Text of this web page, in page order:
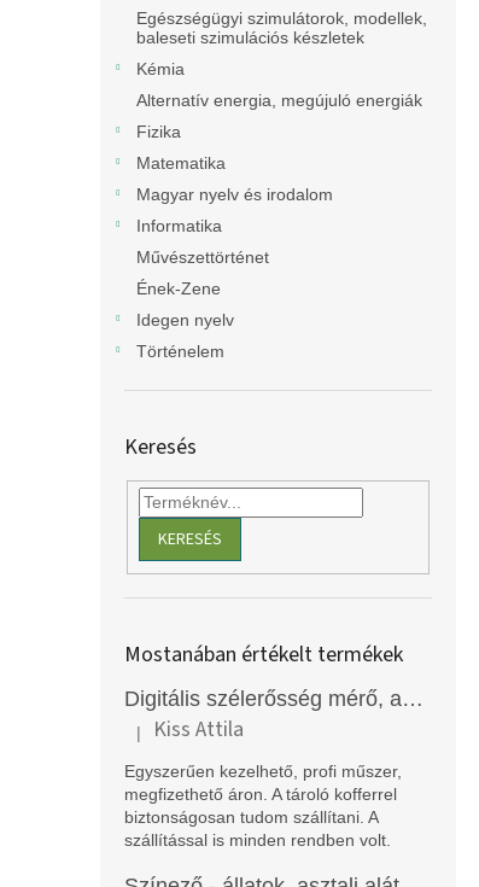
Egészségügyi szimulátorok, modellek,
baleseti szimulációs készletek
Kémia
Alternatív energia, megújuló energiák
Fizika
Matematika
Magyar nyelv és irodalom
Informatika
Művészettörténet
Ének-Zene
Idegen nyelv
Történelem
Keresés
KERESÉS
Mostanában értékelt termékek
Digitális szélerősség mérő, anemométer, EM2250
A termék értékelése 5-ből 5 csillag.
| Kiss Attila
Egyszerűen kezelhető, profi műszer,
megfizethető áron. A tároló kofferrel
biztonságosan tudom szállítani. A
szállítással is minden rendben volt.